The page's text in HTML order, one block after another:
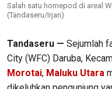
Salah satu homepod di areal
(Tandaseru/Irjan)
Tandaseru — Sejumlah
City (WFC) Daruba,
Morotai, Maluku Utara